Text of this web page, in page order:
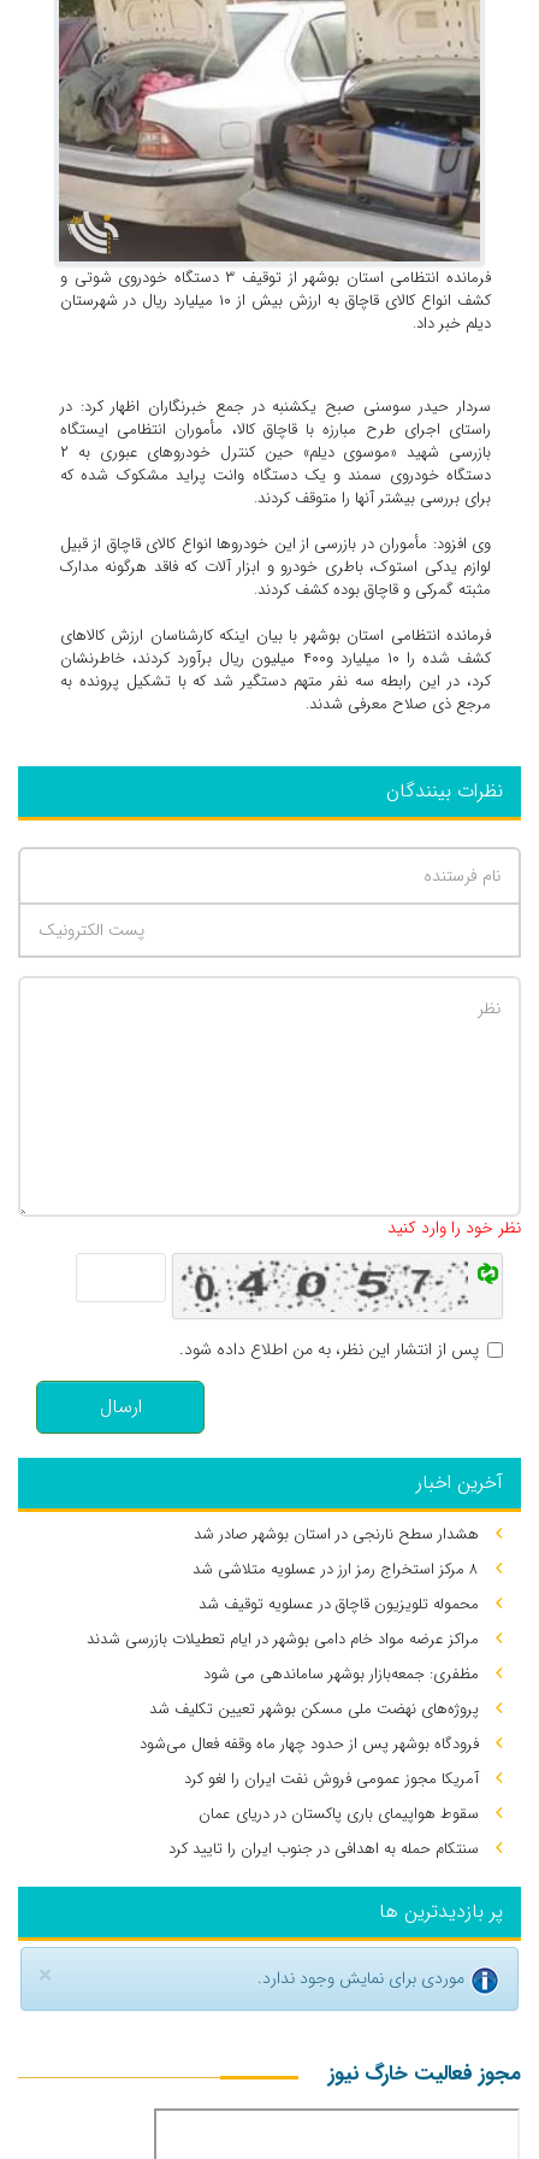
فرمانده انتظامی استان بوشهر از توقیف ۳ دستگاه خودروی شوتی و
کشف انواع کالای قاچاق به ارزش بیش از ۱۰ میلیارد ریال در شهرستان
دیلم خبر داد.
سردار حیدر سوسنی صبح یکشنبه در جمع خبرنگاران اظهار کرد: در
راستای اجرای طرح مبارزه با قاچاق کالا، مأموران انتظامی ایستگاه
بازرسی شهید «موسوی دیلم» حین کنترل خودروهای عبوری به ۲
دستگاه خودروی سمند و یک دستگاه وانت پراید مشکوک شده که
برای بررسی بیشتر آنها را متوقف کردند.
وی افزود: مأموران در بازرسی از این خودروها انواع کالای قاچاق از قبیل
لوازم یدکی استوک، باطری خودرو و ابزار آلات که فاقد هرگونه مدارک
مثبته گمرکی و قاچاق بوده کشف کردند.
فرمانده انتظامی استان بوشهر با بیان اینکه کارشناسان ارزش کالاهای
کشف شده را ۱۰ میلیارد و۴۰۰ میلیون ریال برآورد کردند، خاطرنشان
کرد، در این رابطه سه نفر متهم دستگیر شد که با تشکیل پرونده به
مرجع ذی صلاح معرفی شدند.
نظرات بینندگان
نظر خود را وارد کنید
پس از انتشار این نظر، به من اطلاع داده شود.
ارسال
آخرین اخبار
هشدار سطح نارنجی در استان بوشهر صادر شد
۸ مرکز استخراج رمز ارز در عسلویه متلاشی شد
محموله تلویزیون قاچاق در عسلویه توقیف شد
مراکز عرضه مواد خام دامی بوشهر در ایام تعطیلات بازرسی شدند
مظفری: جمعه‌بازار بوشهر ساماندهی می‌ شود
پروژه‌های نهضت ملی مسکن بوشهر تعیین تکلیف شد
فرودگاه بوشهر پس از حدود چهار ماه وقفه فعال می‌شود
آمریکا مجوز عمومی فروش نفت ایران را لغو کرد
سقوط هواپیمای باری پاکستان در دریای عمان
سنتکام حمله به اهدافی در جنوب ایران را تایید کرد
پر بازدیدترین ها
× موردی برای نمایش وجود ندارد.
مجوز فعالیت خارگ نیوز